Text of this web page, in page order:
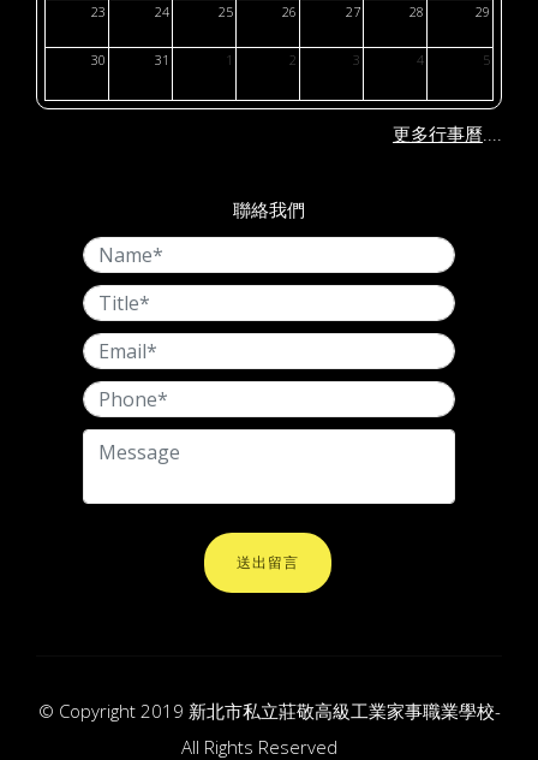
23 24 25 26 27 28 29
30 31 1 2 3 4 5
更多行事曆
聯絡我們
送出留言
© Copyright 2019 新北市私立莊敬高級工業家事職業學校-
All Rights Reserved